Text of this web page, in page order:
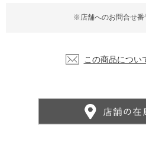
※店舗へのお問合せ
この商品につい